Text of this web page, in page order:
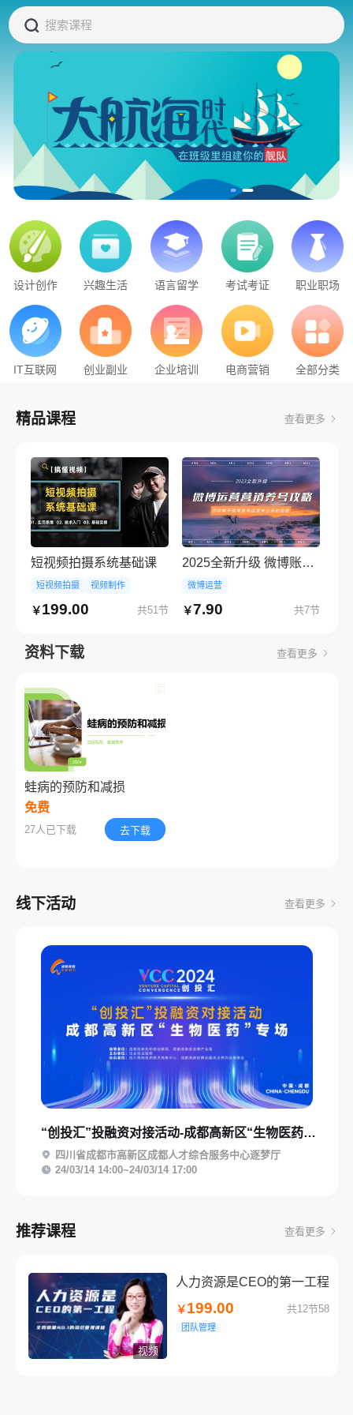
搜索课程
设计创作 兴趣生活 语言留学 考试考证 职业职场
IT互联网 创业副业 企业培训 电商营销 全部分类
精品课程 查看更多
短视频拍摄系统基础课
短视频拍摄 视频制作
￥199.00 共51节
2025全新升级 微博账号运营营销养号攻略
微博运营
￥7.90 共7节
资料下载 查看更多
蛙病的预防和减损
免费
27人已下载 去下载
线下活动 查看更多
“创投汇”投融资对接活动-成都高新区“生物医药”专场活动
四川省成都市高新区成都人才综合服务中心逐梦厅
24/03/14 14:00~24/03/14 17:00
推荐课程 查看更多
视频
人力资源是CEO的第一工程
团队管理
￥199.00 共12节58